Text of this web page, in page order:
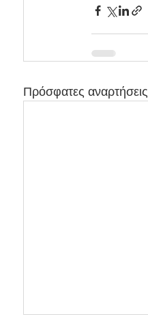
Πρόσφατες αναρτήσεις